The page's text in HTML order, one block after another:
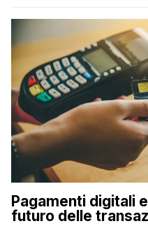
Pagamenti digitali
futuro delle